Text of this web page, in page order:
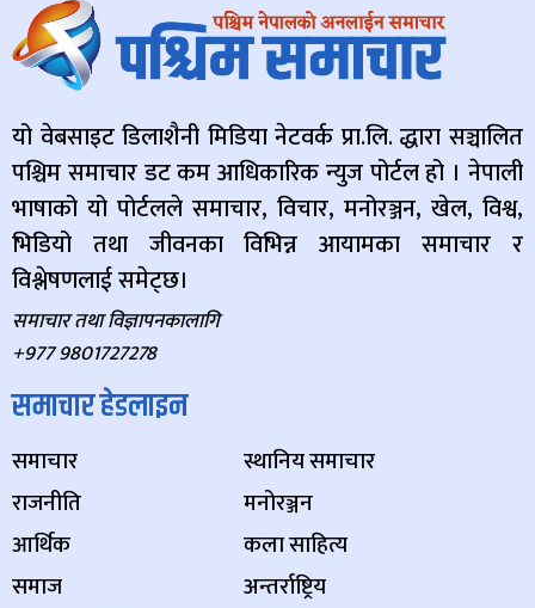
यो वेबसाइट डिलाशैनी मिडिया नेटवर्क प्रा.लि. द्धारा सञ्चालित
पश्चिम समाचार डट कम आधिकारिक न्युज पोर्टल हो । नेपाली
भाषाको यो पोर्टलले समाचार, विचार, मनोरञ्जन, खेल, विश्व,
भिडियो तथा जीवनका विभिन्न आयामका समाचार र
विश्लेषणलाई समेट्छ।
समाचार तथा विज्ञापनकालागि
+977 9801727278
समाचार हेडलाइन
समाचार
राजनीति
आर्थिक
समाज
स्थानिय समाचार
मनोरञ्जन
कला साहित्य
अन्तर्राष्ट्रिय